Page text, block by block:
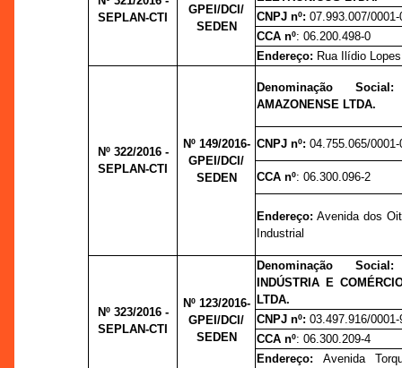
SEPLAN-CTI
GPEI/DCI/
SEDEN
CNPJ nº:07.993.007/0001-
CCA nº: 06.200.498-0
Endereço: Rua Ilídio
Nº 322/2016 -
SEPLAN-CTI
Nº 149/2016-
GPEI/DCI/
SEDEN
Denominação Social:
AMAZONENSE LTDA.
CNPJ nº:04.755.065/0001-
CCA nº: 06.300.096-2
Endereço: Avenida dos
Industrial
Nº 323/2016 -
SEPLAN-CTI
Nº 123/2016-
GPEI/DCI/
SEDEN
Denominação Social:
INDÚSTRIA E
LTDA.
CNPJ nº:03.497.916/0001-
CCA nº: 06.300.209-4
Endereço:Avenida